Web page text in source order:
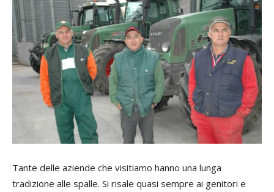
Tante delle aziende che visitiamo hanno una lunga
tradizione alle spalle. Si risale quasi sempre ai genitori e